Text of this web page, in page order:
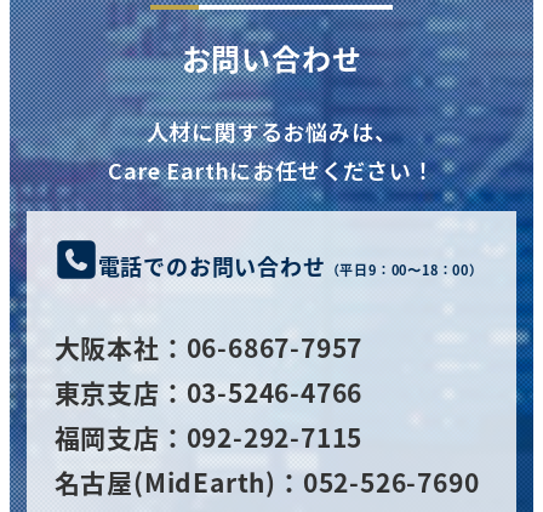
お問い合わせ
人材に関するお悩みは、
Care Earthにお任せください！
電話でのお問い合わせ （平日9：00〜18：00）
大阪本社 ：06-6867-7957
東京支店：03-5246-4766
福岡支店：092-292-7115
名古屋(MidEarth)：052-526-7690